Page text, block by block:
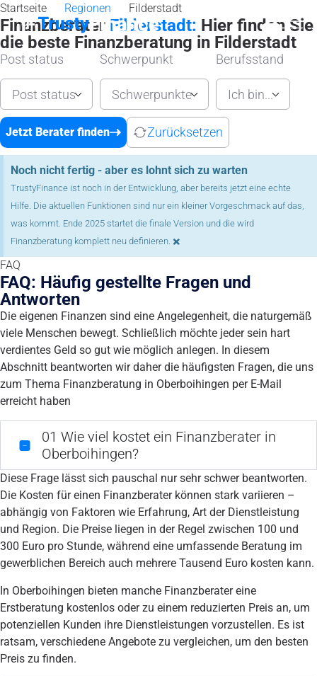
Startseite Regionen Filderstadt
Finanzberater Filderstadt: Hier finden Sie
die beste Finanzberatung in Filderstadt
Post status
Post status
Schwerpunkt
Schwerpunkte
Berufsstand
Ich bin...
Jetzt Berater finden Zurücksetzen
Noch nicht fertig - aber es lohnt sich zu warten
TrustyFinance ist noch in der Entwicklung, aber bereits jetzt eine echte
Hilfe. Die aktuellen Funktionen sind nur ein kleiner Vorgeschmack auf das,
was kommt. Ende 2025 startet die finale Version und die wird
Finanzberatung komplett neu definieren. ×
FAQ
FAQ: Häufig gestellte Fragen und
Antworten
Die eigenen Finanzen sind eine Angelegenheit, die naturgemäß
viele Menschen bewegt. Schließlich möchte jeder sein hart
verdientes Geld so gut wie möglich anlegen. In diesem
Abschnitt beantworten wir daher die häufigsten Fragen, die uns
zum Thema Finanzberatung in Oberboihingen per E-Mail
erreicht haben
01 Wie viel kostet ein Finanzberater in
Oberboihingen?
Diese Frage lässt sich pauschal nur sehr schwer beantworten.
Die Kosten für einen Finanzberater können stark variieren –
abhängig von Faktoren wie Erfahrung, Art der Dienstleistung
und Region. Die Preise liegen in der Regel zwischen 100 und
300 Euro pro Stunde, während eine umfassende Beratung im
gewerblichen Bereich auch mehrere Tausend Euro kosten kann.
In Oberboihingen bieten manche Finanzberater eine
Erstberatung kostenlos oder zu einem reduzierten Preis an, um
potenziellen Kunden ihre Dienstleistungen vorzustellen. Es ist
ratsam, verschiedene Angebote zu vergleichen, um den besten
Preis zu finden.